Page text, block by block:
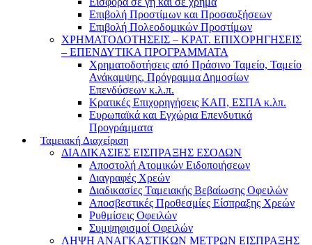
Επιβολή Προστίμων και Προσαυξήσεων
Επιβολή Πολεοδομικών Προστίμων
ΧΡΗΜΑΤΟΔΟΤΗΣΕΙΣ – ΚΡΑΤ. ΕΠΙΧΟΡΗΓΗΣΕΙΣ
– ΕΠΕΝΔΥΤΙΚΑ ΠΡΟΓΡΑΜΜΑΤΑ
Χρηματοδοτήσεις από Πράσινο Ταμείο, Ταμείο
Ανάκαμψης, Πρόγραμμα Δημοσίων
Επενδύσεων κ.λ.π.
Κρατικές Επιχορηγήσεις ΚΑΠ, ΕΣΠΑ κ.λπ.
Ευρωπαϊκά και Εγχώρια Επενδυτικά
Προγράμματα
Ταμειακή Διαχείριση
ΔΙΑΔΙΚΑΣΙΕΣ ΕΙΣΠΡΑΞΗΣ ΕΣΟΔΩΝ
Αποστολή Ατομικών Ειδοποιήσεων
Διαγραφές Χρεών
Διαδικασίες Ταμειακής Βεβαίωσης Οφειλών
Αποσβεστικές Προθεσμίες Είσπραξης Χρεών
Ρυθμίσεις Οφειλών
Συμψηφισμοί Οφειλών
ΛΗΨΗ ΑΝΑΓΚΑΣΤΙΚΩΝ ΜΕΤΡΩΝ ΕΙΣΠΡΑΞΗΣ